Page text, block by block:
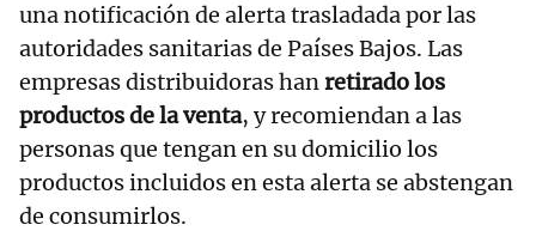
una notificación de alerta trasladada por las
autoridades sanitarias de Países Bajos. Las
empresas distribuidoras hanretirado los
productos de la venta, y recomiendan a las
personas que tengan en su domicilio los
productos incluidos en esta alerta se abstengan
de consumirlos.